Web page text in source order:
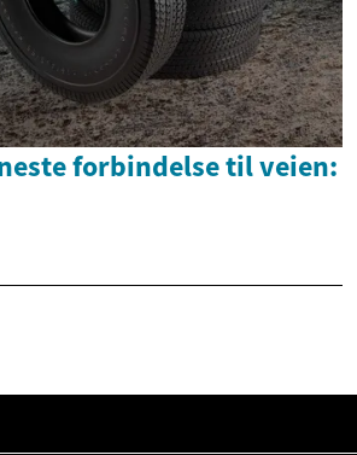
forbindelse til veien: